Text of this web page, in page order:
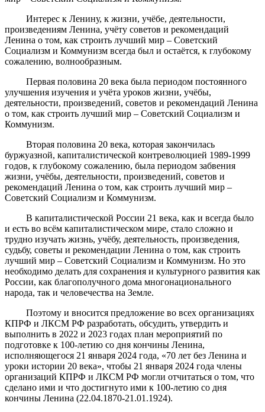
Интерес к Ленину, к жизни, учёбе, деятельности,
произведениям Ленина, учёту советов и рекомендаций
Ленина о том, как строить лучший мир – Советский
Социализм и Коммунизм всегда был и остаётся, к глубокому
сожалению, волнообразным.
Первая половина 20 века была периодом постоянного
улучшения изучения и учёта уроков жизни, учёбы,
деятельности, произведений, советов и рекомендаций Ленина
о том, как строить лучший мир – Советский Социализм и
Коммунизм.
Вторая половина 20 века, которая закончилась
буржуазной, капиталистической контреволюцией 1989-1999
годов, к глубокому сожалению, была периодом забвения
жизни, учёбы, деятельности, произведений, советов и
рекомендаций Ленина о том, как строить лучший мир –
Советский Социализм и Коммунизм.
В капиталистической России 21 века, как и всегда было
и есть во всём капиталистическом мире, стало сложно и
трудно изучать жизнь, учёбу, деятельность, произведения,
судьбу, советы и рекомендации Ленина о том, как строить
лучший мир – Советский Социализм и Коммунизм. Но это
необходимо делать для сохранения и культурного развития как
России, как благополучного дома многонационального
народа, так и человечества на Земле.
Поэтому и вносится предложение во всех организациях
КПРФ и ЛКСМ РФ разработать, обсудить, утвердить и
выполнить в 2022 и 2023 годах план мероприятий по
подготовке к 100-летию со дня кончины Ленина,
исполняющегося 21 января 2024 года, «70 лет без Ленина и
уроки истории 20 века», чтобы 21 января 2024 года члены
организаций КПРФ и ЛКСМ РФ могли отчитаться о том, что
сделано ими и что достигнуто ими к 100-летию со дня
кончины Ленина (22.04.1870-21.01.1924).